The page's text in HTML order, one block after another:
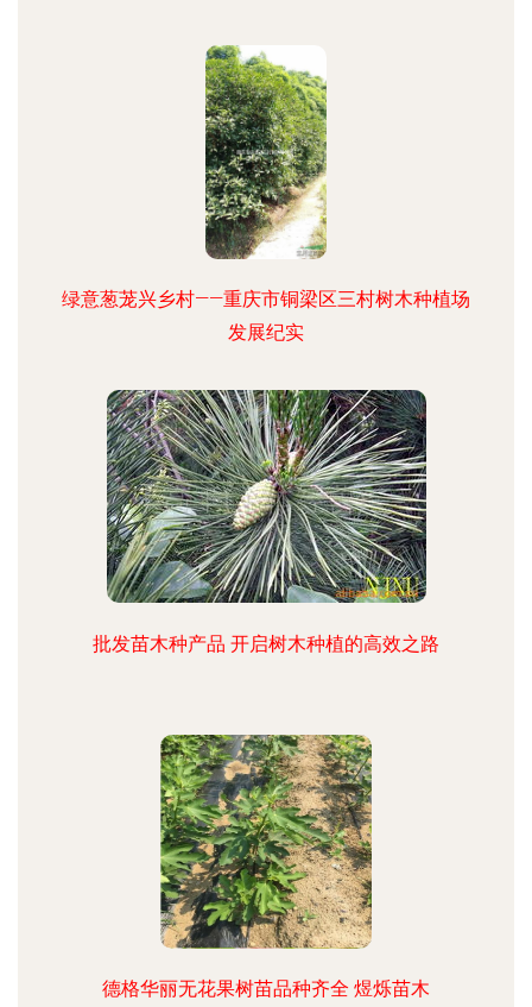
绿意葱茏兴乡村——重庆市铜梁区三村树木种植场
发展纪实
批发苗木种产品 开启树木种植的高效之路
德格华丽无花果树苗品种齐全 煜烁苗木